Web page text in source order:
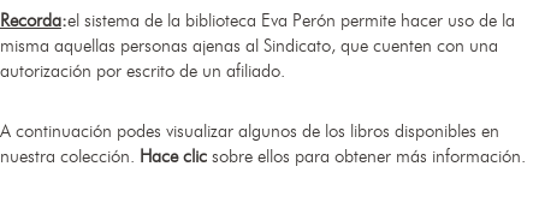
Recorda:el sistema de la biblioteca Eva Perón permite hacer uso de la
misma aquellas personas ajenas al Sindicato, que cuenten con una
autorización por escrito de un afiliado.
A continuación podes visualizar algunos de los libros disponibles en
nuestra colección. Hace clic sobre ellos para obtener más información.